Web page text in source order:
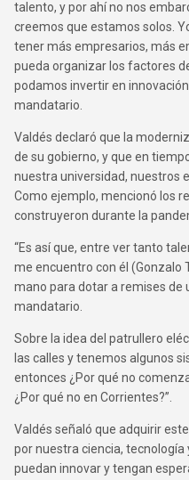
talento, y por ahí no nos
creemos que estamos solos.
tener más empresarios, más
pueda organizar los factores
podamos invertir en
mandatario.
Valdés declaró que la
de su gobierno, y que en
nuestra universidad, nuestros
Como ejemplo, mencionó los
construyeron durante la
“Es así que, entre ver tanto
me encuentro con él (Gonzalo
mano para dotar a remises de
mandatario.
Sobre la idea del patrullero
las calles y tenemos algunos
entonces ¿Por qué no
¿Por qué no en Corrientes?”.
Valdés señaló que adquirir
por nuestra ciencia,
puedan innovar y tengan